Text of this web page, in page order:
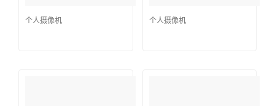
个人摄像机 个人摄像机